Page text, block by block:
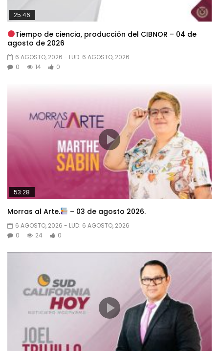
25:46
Tiempo de ciencia, producción del CIBNOR – 04 de
agosto de 2026
6 AGOSTO, 2026 - LUD: 6 AGOSTO, 2026
0
14 0
53:28
Morras al Arte. – 03 de agosto 2026.
6 AGOSTO, 2026 - LUD: 6 AGOSTO, 2026
0
24 0